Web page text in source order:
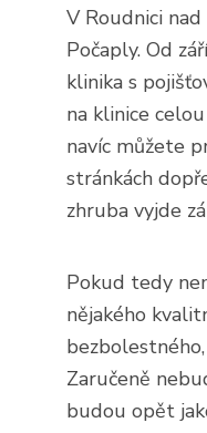
V Roudnici
Počaply. Od
klinika s
na klinice
navíc můžete
stránkách
zhruba vyjde
Pokud tedy
nějakého
Zaručeně
budou opět